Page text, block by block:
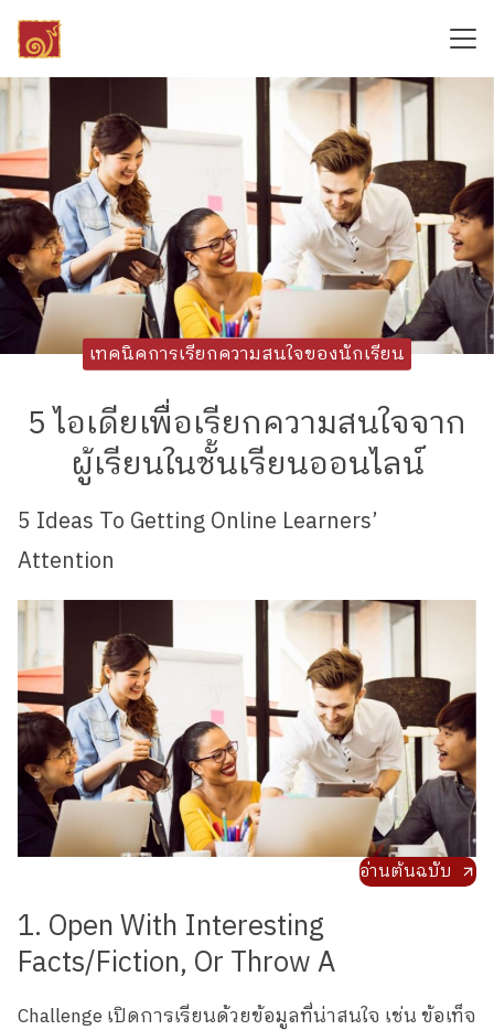
Skip
content
Search
เทคนิคการเรียกความสนใจของนักเรียน
5 ไอเดียเพื่อเรียกความสนใจจาก
ผู้เรียนในชั้นเรียนออนไลน์
5 Ideas To Getting Online Learners’
Attention
อ่านต้นฉบับ
1. Open With Interesting
Facts/Fiction, Or Throw A
Challenge เปิดการเรียนด้วยข้อมูลที่น่าสนใจ เช่น ข้อเท็จ